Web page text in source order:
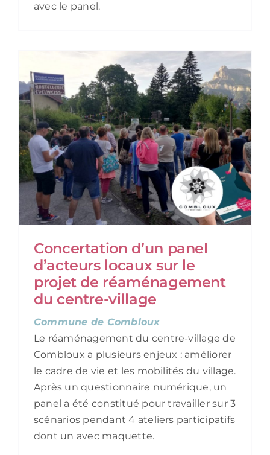
avec le panel.
Concertation d’un panel
d’acteurs locaux sur le
projet de réaménagement
du centre-village
Commune de Combloux
Le réaménagement du centre-village de
Combloux a plusieurs enjeux : améliorer
le cadre de vie et les mobilités du village.
Après un questionnaire numérique, un
panel a été constitué pour travailler sur 3
scénarios pendant 4 ateliers participatifs
dont un avec maquette.